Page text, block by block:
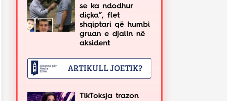
se ka ndodhur
diçka”, flet
shqiptari që humbi
gruan e djalin në
aksident
TikToksja trazon